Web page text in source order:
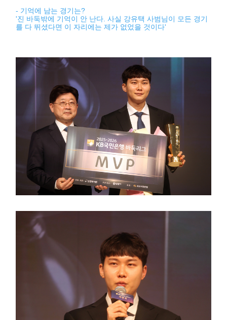
- 기억에 남는 경기는?
'진 바둑밖에 기억이 안 난다. 사실 강유택 사범님이 모든 경기
를 다 뛰셨다면 이 자리에는 제가 없었을 것이다'